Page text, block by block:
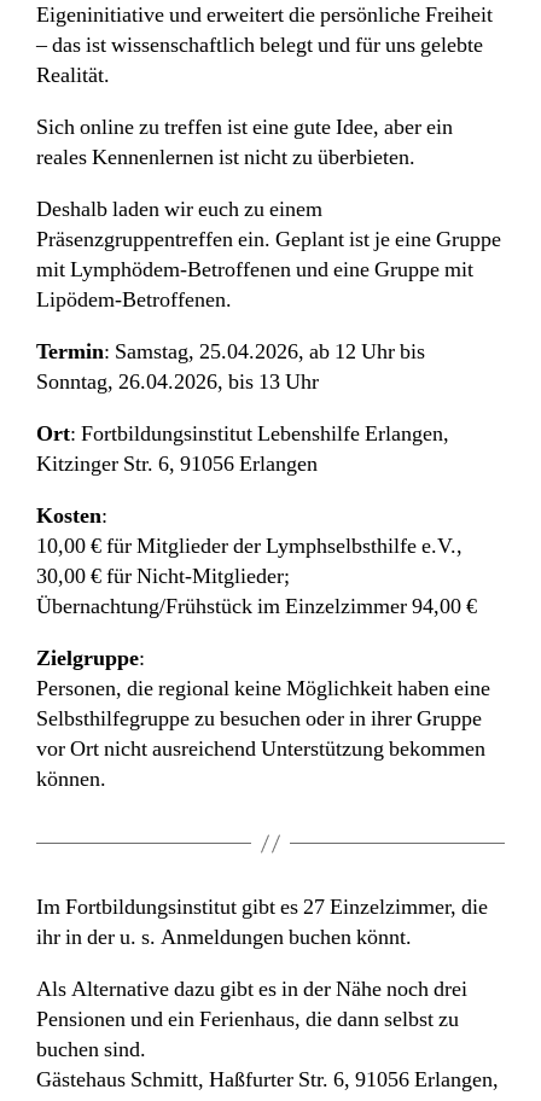
Eigeninitiative und erweitert die persönliche Freiheit
– das ist wissenschaftlich belegt und für uns gelebte
Realität.
Sich online zu treffen ist eine gute Idee, aber ein
reales Kennenlernen ist nicht zu überbieten.
Deshalb laden wir euch zu einem
Präsenzgruppentreffen ein. Geplant ist je eine Gruppe
mit Lymphödem-Betroffenen und eine Gruppe mit
Lipödem-Betroffenen.
Termin: Samstag, 25.04.2026, ab 12 Uhr bis
Sonntag, 26.04.2026, bis 13 Uhr
Ort: Fortbildungsinstitut Lebenshilfe Erlangen,
Kitzinger Str. 6, 91056 Erlangen
Kosten:
10,00 € für Mitglieder der Lymphselbsthilfe e.V.,
30,00 € für Nicht-Mitglieder;
Übernachtung/Frühstück im Einzelzimmer 94,00 €
Zielgruppe:
Personen, die regional keine Möglichkeit haben eine
Selbsthilfegruppe zu besuchen oder in ihrer Gruppe
vor Ort nicht ausreichend Unterstützung bekommen
können.
Im Fortbildungsinstitut gibt es 27 Einzelzimmer, die
ihr in der u. s. Anmeldungen buchen könnt.
Als Alternative dazu gibt es in der Nähe noch drei
Pensionen und ein Ferienhaus, die dann selbst zu
buchen sind.
Gästehaus Schmitt, Haßfurter Str. 6, 91056 Erlangen,